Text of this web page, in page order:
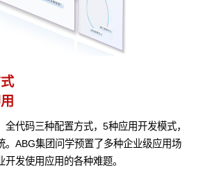
全代码三种配置方式，5种应用开发模式，
。ABG集团问学预置了多种企业级应用场
发使用应用的各种难题。